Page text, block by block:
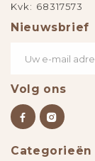
Kvk: 68317573
Nieuwsbrief
Volg ons
Categorieën